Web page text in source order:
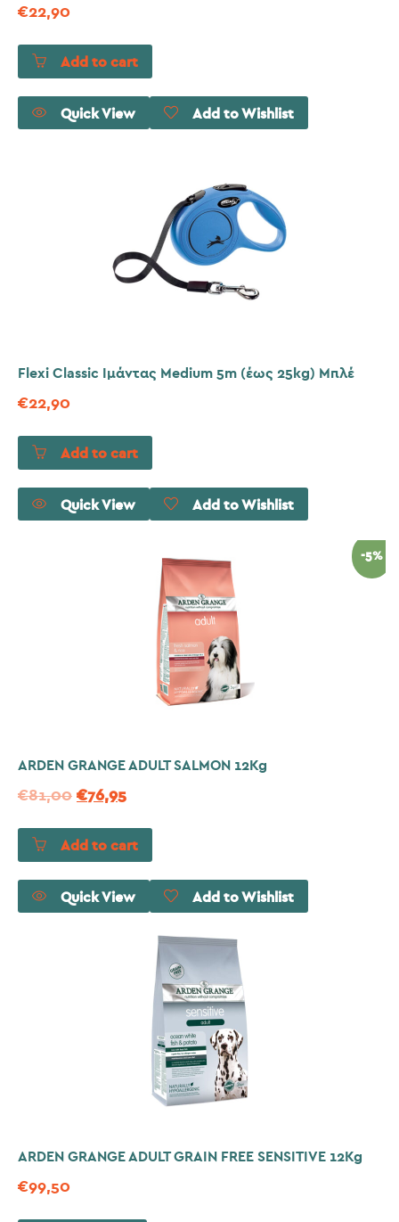
€22,90
Add to cart
Quick View Add to Wishlist
Flexi Classic Ιμάντας Medium 5m (έως 25kg) Μπλέ
€22,90
Add to cart
Quick View Add to Wishlist
-5%
ARDEN GRANGE ADULT SALMON 12Kg
€81,00 €76,95
Add to cart
Quick View Add to Wishlist
ARDEN GRANGE ADULT GRAIN FREE SENSITIVE 12Kg
€99,50